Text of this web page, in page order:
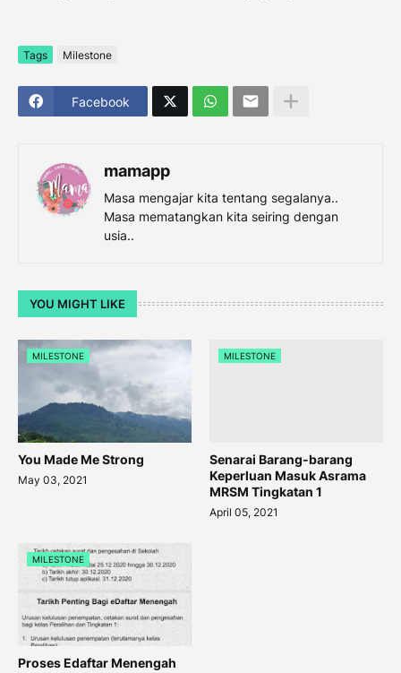
Tags Milestone
Facebook
mamapp
Masa mengajar kita tentang segalanya..
Masa mematangkan kita seiring dengan
usia..
YOU MIGHT LIKE
MILESTONE
You Made Me Strong
May 03, 2021
MILESTONE
Senarai Barang-barang
Keperluan Masuk Asrama
MRSM Tingkatan 1
April 05, 2021
MILESTONE
Proses Edaftar Menengah